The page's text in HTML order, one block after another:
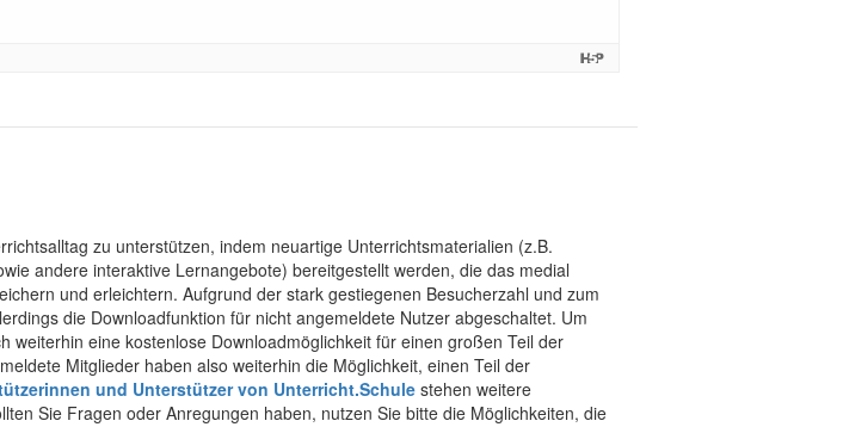
zu unterstützen, indem neuartige Unterrichtsmaterialien (z.B.
andere interaktive Lernangebote) bereitgestellt werden, die das medial
und erleichtern. Aufgrund der stark gestiegenen Besucherzahl und zum
die Downloadfunktion für nicht angemeldete Nutzer abgeschaltet. Um
eine kostenlose Downloadmöglichkeit für einen großen Teil der
Mitglieder haben also weiterhin die Möglichkeit, einen Teil der
und Unterstützer von Unterricht.Schule stehen weitere
Sie Fragen oder Anregungen haben, nutzen Sie bitte die Möglichkeiten, die